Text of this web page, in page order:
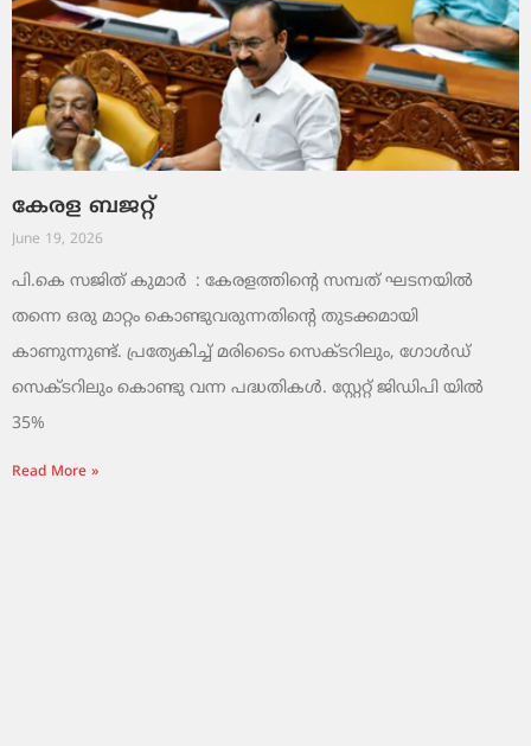
കേരള ബജറ്റ്
June 19, 2026
പി.കെ സജിത് കുമാര്‍ : കേരളത്തിന്റെ സമ്പത് ഘടനയിൽ
തന്നെ ഒരു മാറ്റം കൊണ്ടുവരുന്നതിന്റെ തുടക്കമായി
കാണുന്നുണ്ട്. പ്രത്യേകിച്ച് മരിടൈം സെക്ടറിലും, ഗോൾഡ്
സെക്ടറിലും കൊണ്ടു വന്ന പദ്ധതികൾ. സ്റ്റേറ്റ് ജിഡിപി യിൽ
35%
Read More »